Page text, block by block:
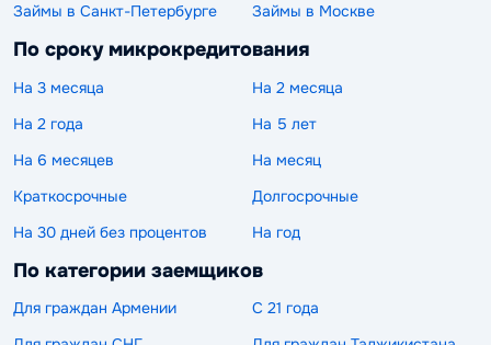
Займы в Санкт-Петербурге
Займы в Москве
По сроку микрокредитования
На 3 месяца
На 2 месяца
На 2 года
На 5 лет
На 6 месяцев
На месяц
Краткосрочные
Долгосрочные
На 30 дней без процентов
На год
По категории заемщиков
Для граждан Армении
С 21 года